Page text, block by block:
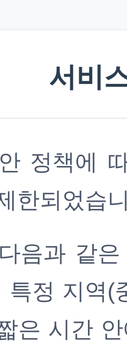
서비
정책에
한되었습
음과 같
특정 지역(
은 시간